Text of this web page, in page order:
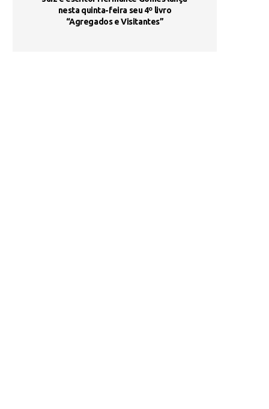
nesta quinta-feira seu 4º livro
“Agregados e Visitantes”